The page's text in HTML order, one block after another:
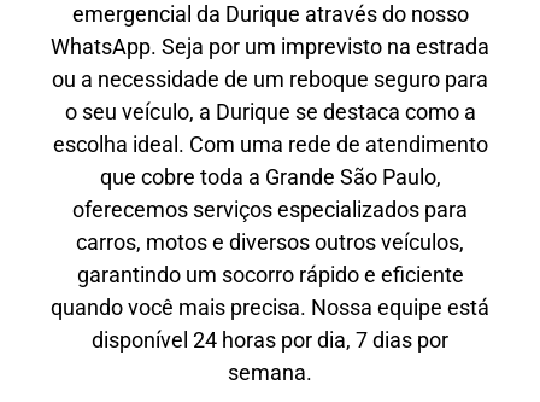
emergencial da Durique através do nosso
WhatsApp. Seja por um imprevisto na estrada
ou a necessidade de um reboque seguro para
o seu veículo, a Durique se destaca como a
escolha ideal. Com uma rede de atendimento
que cobre toda a Grande São Paulo,
oferecemos serviços especializados para
carros, motos e diversos outros veículos,
garantindo um socorro rápido e eficiente
quando você mais precisa. Nossa equipe está
disponível 24 horas por dia, 7 dias por
semana.